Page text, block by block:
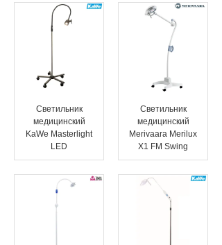
Светильник
медицинский
KaWe Masterlight
LED
Светильник
медицинский
Merivaara Merilux
X1 FM Swing